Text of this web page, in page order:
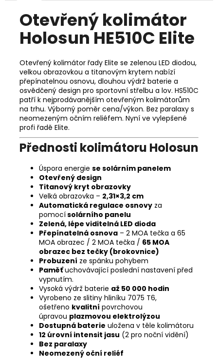
Otevřený kolimátor
Holosun HE510C Elite
Otevřený kolimátor řady Elite se zelenou LED diodou,
velkou obrazovkou a titanovým krytem nabízí
přepínatelnou osnovu, dlouhou výdrž baterie a
osvědčený design pro sportovní střelbu a lov. HS510C
patří k nejprodávanějším otevřeným kolimátorům
na trhu. Výborný poměr cena/výkon. Bez paralaxy s
neomezeným očním reliéfem. Nyní ve vylepšené
profi řadě Elite.
Přednosti kolimátoru Holosun
Úspora energie se solárním panelem
Otevřený design
Titanový kryt obrazovky
Velká obrazovka – 2,31×3,2 cm
Automatická regulace osnovy za
pomocísolárního panelu
Zelená, lépe viditelná LED dioda
Přepínatelná osnova – 2 MOA tečka a 65
MOA obrazec / 2 MOA tečka / 65 MOA
obrazec bez tečky (brokovnice)
Probuzení ze spánku pohybem
Paměťuchovávající poslední nastavení před
vypnutím.
Vysoká výdrž baterie až 50 000 hodin
Vyrobeno ze slitiny hliníku 7075 T6,
ošetřeno kvalitní povrchovou
úpravou plazmovou elektrolýzou
Dostupná baterie uložena v těle kolimátoru
12 úrovní intensit jasu (2 pro noční vidění)
Bez paralaxy
Neomezený oční reliéf
RWS
6MM
FLOBERT
ŠPIČKA
150KS
180
Kč